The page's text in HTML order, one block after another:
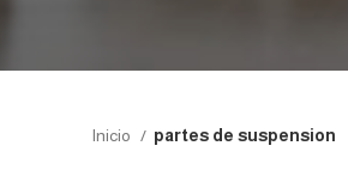
Inicio partes de suspension